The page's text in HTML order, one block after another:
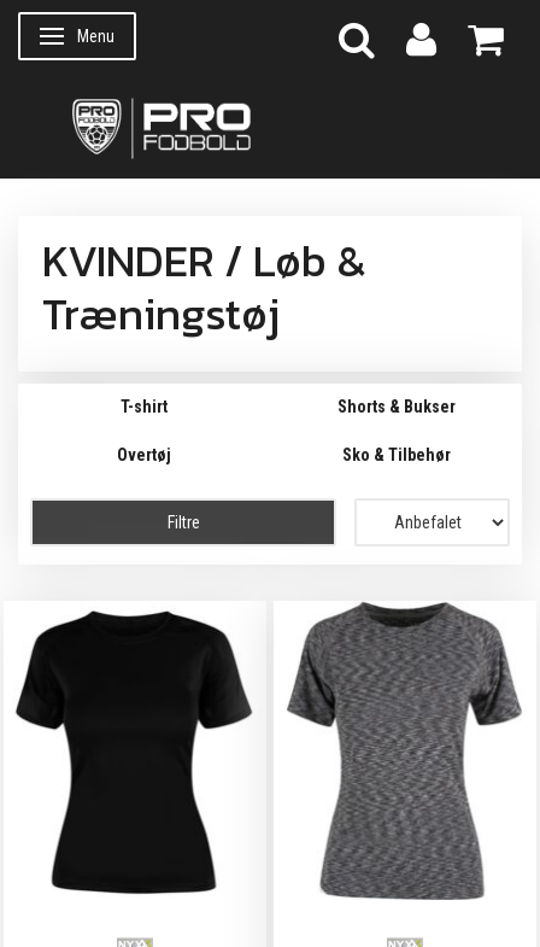
Skifte navigation
Menu
KVINDER / Løb &
Træningstøj
T-shirt Shorts & Bukser
Overtøj Sko & Tilbehør
Filtre